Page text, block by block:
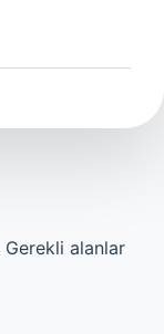
Gerekli alanlar